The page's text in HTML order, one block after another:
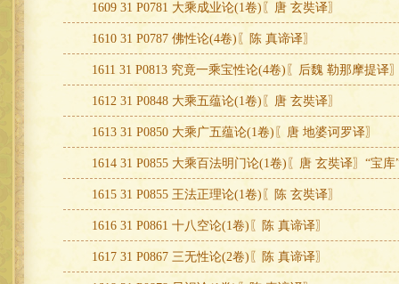
1609 31 P0781 大乘成业论(1卷)〖唐 玄奘译〗
1610 31 P0787 佛性论(4卷)〖陈 真谛译〗
1611 31 P0813 究竟一乘宝性论(4卷)〖后魏 勒那摩提译
1612 31 P0848 大乘五蕴论(1卷)〖唐 玄奘译〗
1613 31 P0850 大乘广五蕴论(1卷)〖唐 地婆诃罗译〗
1614 31 P0855 大乘百法明门论(1卷)〖唐 玄奘译〗“宝库
1615 31 P0855 王法正理论(1卷)〖陈 玄奘译〗
1616 31 P0861 十八空论(1卷)〖陈 真谛译〗
1617 31 P0867 三无性论(2卷)〖陈 真谛译〗